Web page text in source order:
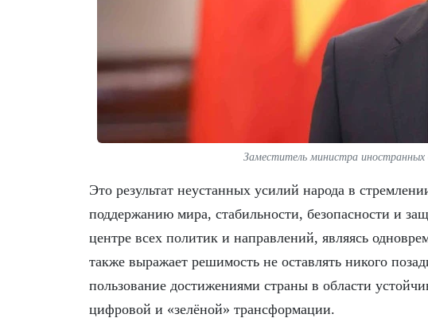
Заместитель министра
Это результат неустанных усилий народа в
поддержанию мира, стабильности, безопасности и
центре всех политик и направлений, являясь
также выражает решимость не оставлять никого
пользование достижениями страны в области
цифровой и «зелёной» трансформации.